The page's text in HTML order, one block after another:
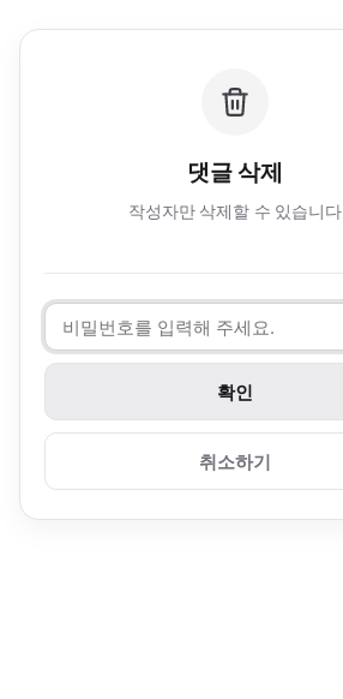
댓글 삭제
작성자만 삭제할 수 있습니다
취소하기